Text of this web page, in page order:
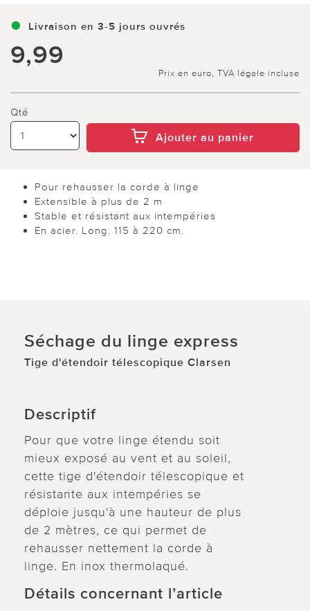
Livraison en 3-5 jours ouvrés
9,99
Prix en euro, TVA légale incluse
Qté
Ajouter au panier
Pour rehausser la corde à linge
Extensible à plus de 2 m
Stable et résistant aux intempéries
En acier. Long. 115 à 220 cm.
Séchage du linge express
Tige d'étendoir télescopique Clarsen
Descriptif
Pour que votre linge étendu soit
mieux exposé au vent et au soleil,
cette tige d'étendoir télescopique et
résistante aux intempéries se
déploie jusqu'à une hauteur de plus
de 2 mètres, ce qui permet de
rehausser nettement la corde à
linge. En inox thermolaqué.
Détails concernant l’article